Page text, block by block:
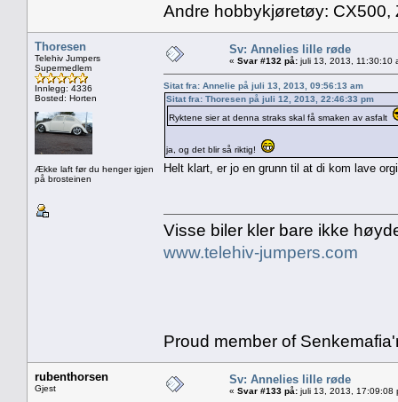
Andre hobbykjøretøy: CX500,
Thoresen
Telehiv Jumpers
Supermedlem
Innlegg: 4336
Bosted: Horten
Ække laft før du henger igjen
på brosteinen
Sv: Annelies lille røde
« Svar #132 på: juli 13, 2013, 11:30:10
Sitat fra: Annelie på juli 13, 2013, 09:56:13 am
Sitat fra: Thoresen på juli 12, 2013, 22:46:33 pm
Ryktene sier at denna straks skal få smaken av asfalt
ja, og det blir så riktig!
Helt klart, er jo en grunn til at di kom lave
Visse biler kler bare ikke
www.telehiv-jumpers.com
Proud member of
rubenthorsen
Gjest
Sv: Annelies lille røde
« Svar #133 på: juli 13, 2013, 17:09:08